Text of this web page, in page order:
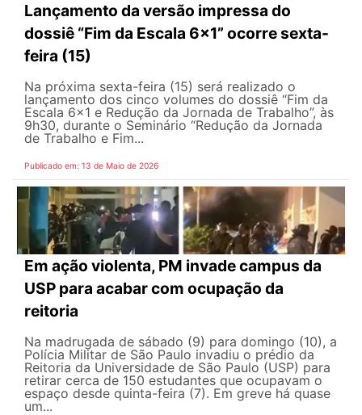
Lançamento da versão impressa do
dossiê “Fim da Escala 6×1” ocorre sexta-
feira (15)
Na próxima sexta-feira (15) será realizado o
lançamento dos cinco volumes do dossiê “Fim da
Escala 6×1 e Redução da Jornada de Trabalho”, às
9h30, durante o Seminário “Redução da Jornada
de Trabalho e Fim...
Publicado em: 13 de Maio de 2026
Em ação violenta, PM invade campus da
USP para acabar com ocupação da
reitoria
Na madrugada de sábado (9) para domingo (10), a
Polícia Militar de São Paulo invadiu o prédio da
Reitoria da Universidade de São Paulo (USP) para
retirar cerca de 150 estudantes que ocupavam o
espaço desde quinta-feira (7). Em greve há quase
um...